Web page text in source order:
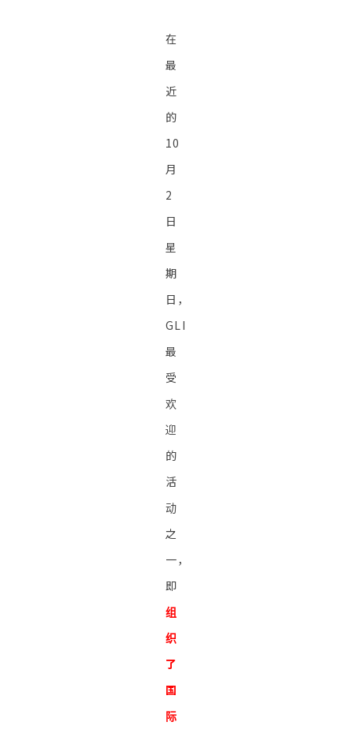
在
最
近
的
10
月
2
日
星
期
日，
GLI
最
受
欢
迎
的
活
动
之
一，
即
组
织
了
国
际